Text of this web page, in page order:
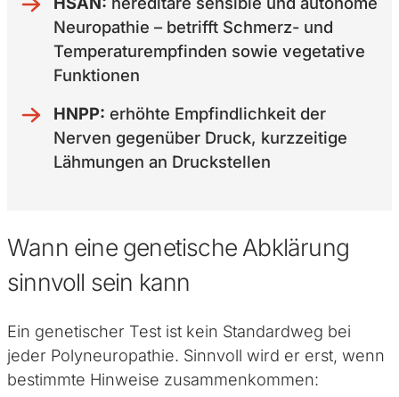
Neuropathie – betrifft Schmerz- und
Temperaturempfinden sowie vegetative
Funktionen
HNPP: erhöhte Empfindlichkeit der
Nerven gegenüber Druck, kurzzeitige
Lähmungen an Druckstellen
Wann eine genetische Abklärung
sinnvoll sein kann
Ein genetischer Test ist kein Standardweg bei
jeder Polyneuropathie. Sinnvoll wird er erst, wenn
bestimmte Hinweise zusammenkommen: